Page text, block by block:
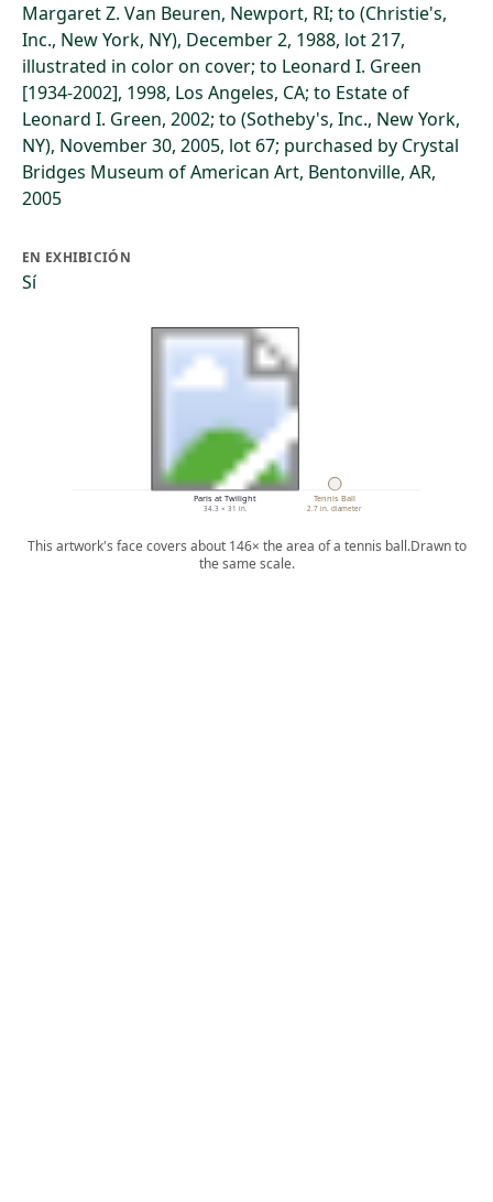
Margaret Z. Van Beuren, Newport, RI; to (Christie's,
Inc., New York, NY), December 2, 1988, lot 217,
illustrated in color on cover; to Leonard I. Green
[1934-2002], 1998, Los Angeles, CA; to Estate of
Leonard I. Green, 2002; to (Sotheby's, Inc., New York,
NY), November 30, 2005, lot 67; purchased by Crystal
Bridges Museum of American Art, Bentonville, AR,
2005
EN EXHIBICIÓN
Sí
Paris at Twilight
34.3 × 31 in.
Tennis Ball
2.7 in. diameter
This artwork's face covers about 146× the area of a tennis ball.Drawn to
the same scale.